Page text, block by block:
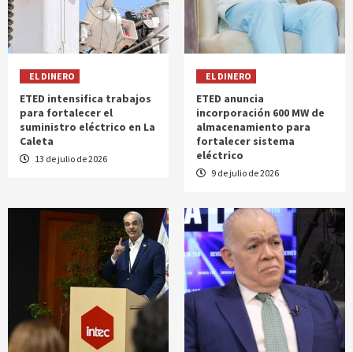
EL DINERO
ETED intensifica trabajos
para fortalecer el
suministro eléctrico en La
Caleta
13 de julio de 2026
EL DINERO
ETED anuncia
incorporación 600 MW de
almacenamiento para
fortalecer sistema
eléctrico
9 de julio de 2026